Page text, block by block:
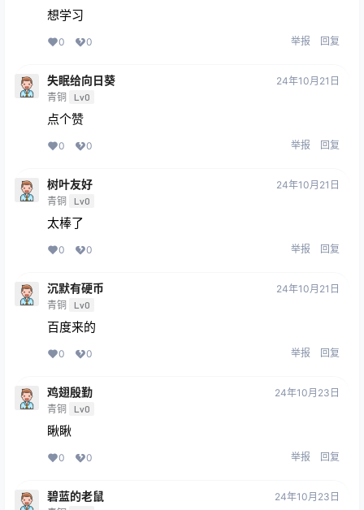
想学习
0 0 举报 回复
失眠给向日葵
青铜 Lv0
24年10月21日
点个赞
0 0 举报 回复
树叶友好
青铜 Lv0
24年10月21日
太棒了
0 0 举报 回复
沉默有硬币
青铜 Lv0
24年10月21日
百度来的
0 0 举报 回复
鸡翅殷勤
青铜 Lv0
24年10月23日
瞅瞅
0 0 举报 回复
碧蓝的老鼠 24年10月23日